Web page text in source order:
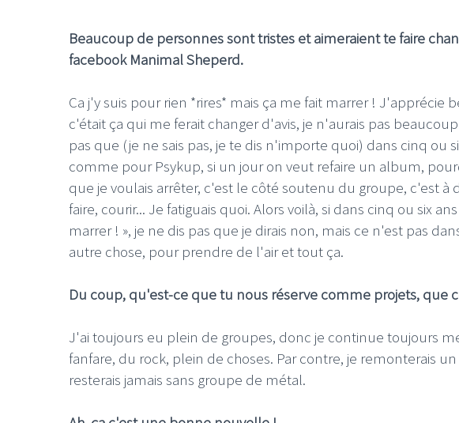
Beaucoup de personnes sont tristes et aimeraient te faire
facebook Manimal Sheperd.
Ca j'y suis pour rien *rires* mais ça me fait marrer ! J'apprécie
c'était ça qui me ferait changer d'avis, je n'aurais pas
pas que (je ne sais pas, je te dis n'importe quoi) dans cinq ou
comme pour Psykup, si un jour on veut refaire un album,
que je voulais arrêter, c'est le côté soutenu du groupe, c'est
faire, courir... Je fatiguais quoi. Alors voilà, si dans cinq ou six
marrer ! », je ne dis pas que je dirais non, mais ce n'est pas
autre chose, pour prendre de l'air et tout ça.
Du coup, qu'est-ce que tu nous réserve comme projets, que
J'ai toujours eu plein de groupes, donc je continue toujours
fanfare, du rock, plein de choses. Par contre, je remonterais
resterais jamais sans groupe de métal.